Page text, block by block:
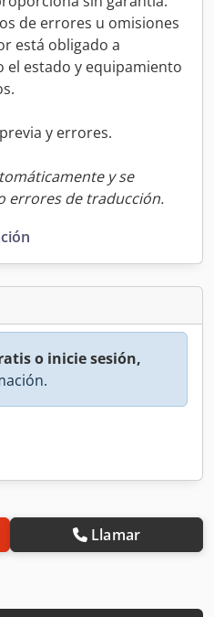
de errores u omisiones
está obligado a
estado y equipamiento
y errores.
y se
errores de traducción.
o inicie sesión,
Llamar